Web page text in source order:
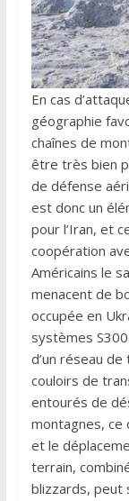
En cas
géographie
chaînes de
être très bien
de défense
est donc un
pour l’Iran, et
coopération
Américains le
menacent de
occupée en
systèmes
d’un réseau
couloirs de
entourés de
montagnes, ce
et le
terrain,
blizzards, peut